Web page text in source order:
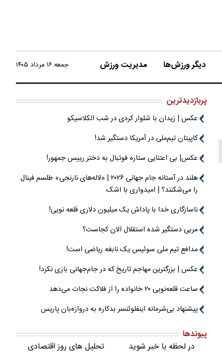
دیگر ورزش‌ها مدیریت ورزش جمعه ۱۶ مرداد ۱۴۰۵
پربازدیدترین
عکس | زیدان با شلوار کردی در شب الکلاسیکو
کاپیتان تیم‌ملی در آمریکا دستگیر شد!
عکس| بی اعتنایی ستاره فوتبال به دختر رییس جمهور!
هلند در آستانه جام جهانی ۲۰۲۶ | «لاله‌های نارنجی» طلسم فینال
را می‌شکنند؟ | امیدواری با اشک
ناسازگاری خدا با پاداش یک میلیون دلاری قلعه نویی!
مربی دستگیر شده استقلال الان کجاست؟
مدافع تیم ملی سوئیس یک نابغه ریاضی است!
عکس | بزرگترین مهاجم تاریخ که در جام‌جهانی بازی نکرد!
ساعت قلعه‌نویی ۲۰ خانواده را از فلاکت نجات می‌دهد
پیشنهاد بی‌شرمانه اینفلوئنسر بدکاره به دروازه‌بان پاریس
پیوندها
در لحظه با خبر شوید
تحلیل های روز اقتصادی